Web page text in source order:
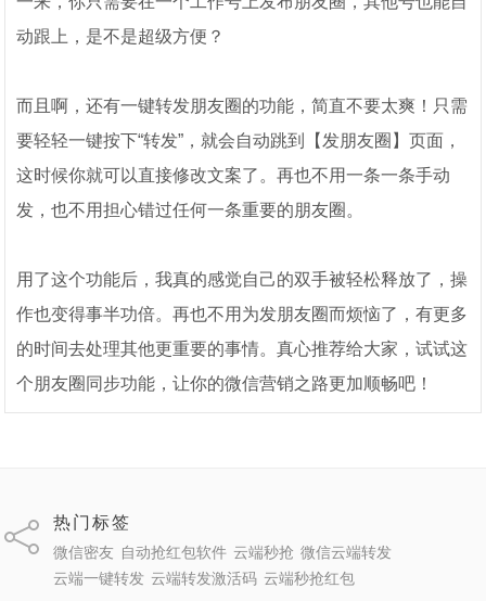
动跟上，是不是超级方便？
而且啊，还有一键转发朋友圈的功能，简直不要太爽！只需
要轻轻一键按下“转发”，就会自动跳到【发朋友圈】页面，
这时候你就可以直接修改文案了。再也不用一条一条手动
发，也不用担心错过任何一条重要的朋友圈。
用了这个功能后，我真的感觉自己的双手被轻松释放了，操
作也变得事半功倍。再也不用为发朋友圈而烦恼了，有更多
的时间去处理其他更重要的事情。真心推荐给大家，试试这
个朋友圈同步功能，让你的微信营销之路更加顺畅吧！
热门标签
微信密友 自动抢红包软件 云端秒抢 微信云端转发
云端一键转发 云端转发激活码 云端秒抢红包